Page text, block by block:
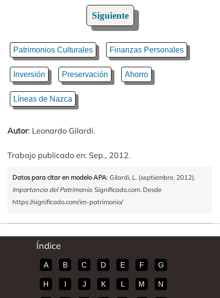
Siguiente
Patrimonios Culturales Finanzas Personales
Inversión Preservación Ahorro
Líneas de Nazca
Autor: Leonardo Gilardi.
Trabajo publicado en: Sep., 2012.
Datos para citar en modelo APA: Gilardi, L. (septiembre, 2012).
Importancia del Patrimonio. Significado.com. Desde
https://significado.com/im-patrimonio/
Índice
A B C D E F G
H I J K L M N